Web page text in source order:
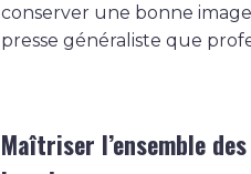
conserver une bonne image
presse généraliste que
Maîtriser l’ensemble